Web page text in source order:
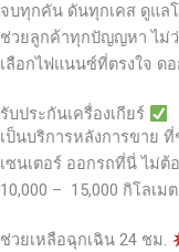
จบทุกคัน ดันทุกเคส ดูแล
ช่วยลูกค้าทุกปัญญหา ไม่ว่
เลือกไฟแนนซ์ที่ตรงใจ ด
รับประกันเครื่องเกียร์
เป็นบริการหลังการขาย
เซนเตอร์ ออกรถที่นี่ ไม่ต้
10,000 – 15,000 กิโลเ
ช่วยเหลือฉุกเฉิน 24 ชม.